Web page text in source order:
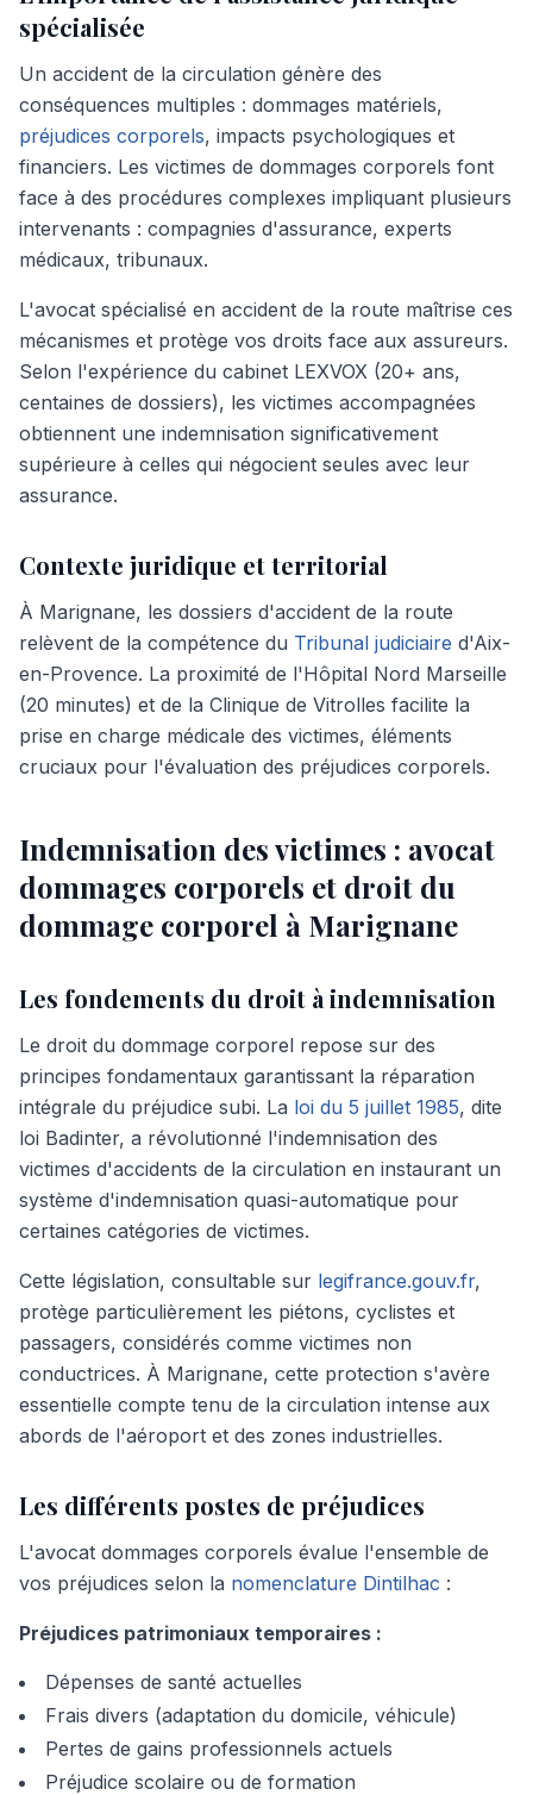
spécialisée
Un accident de la circulation génère des
conséquences multiples : dommages matériels,
préjudices corporels, impacts psychologiques et
financiers. Les victimes de dommages corporels font
face à des procédures complexes impliquant plusieurs
intervenants : compagnies d'assurance, experts
médicaux, tribunaux.
L'avocat spécialisé en accident de la route maîtrise ces
mécanismes et protège vos droits face aux assureurs.
Selon l'expérience du cabinet LEXVOX (20+ ans,
centaines de dossiers), les victimes accompagnées
obtiennent une indemnisation significativement
supérieure à celles qui négocient seules avec leur
assurance.
Contexte juridique et territorial
À Marignane, les dossiers d'accident de la route
relèvent de la compétence du Tribunal judiciaire d'Aix-
en-Provence. La proximité de l'Hôpital Nord Marseille
(20 minutes) et de la Clinique de Vitrolles facilite la
prise en charge médicale des victimes, éléments
cruciaux pour l'évaluation des préjudices corporels.
Indemnisation des victimes : avocat
dommages corporels et droit du
dommage corporel à Marignane
Les fondements du droit à indemnisation
Le droit du dommage corporel repose sur des
principes fondamentaux garantissant la réparation
intégrale du préjudice subi. La loi du 5 juillet 1985, dite
loi Badinter, a révolutionné l'indemnisation des
victimes d'accidents de la circulation en instaurant un
système d'indemnisation quasi-automatique pour
certaines catégories de victimes.
Cette législation, consultable sur legifrance.gouv.fr,
protège particulièrement les piétons, cyclistes et
passagers, considérés comme victimes non
conductrices. À Marignane, cette protection s'avère
essentielle compte tenu de la circulation intense aux
abords de l'aéroport et des zones industrielles.
Les différents postes de préjudices
L'avocat dommages corporels évalue l'ensemble de
vos préjudices selon la nomenclature Dintilhac :
Préjudices patrimoniaux temporaires :
Dépenses de santé actuelles
Frais divers (adaptation du domicile, véhicule)
Pertes de gains professionnels actuels
Préjudice scolaire ou de formation